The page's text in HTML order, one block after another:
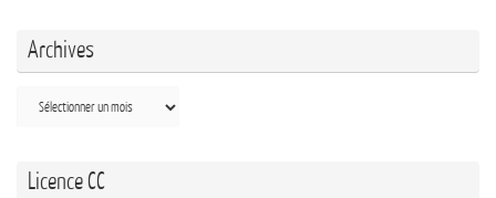
Archives
Archives
Licence CC